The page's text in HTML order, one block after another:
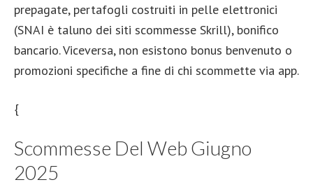
prepagate, pertafogli costruiti in pelle elettronici
(SNAI è taluno dei siti scommesse Skrill), bonifico
bancario. Viceversa, non esistono bonus benvenuto o
promozioni specifiche a fine di chi scommette via app.
{
Scommesse Del Web Giugno
2025